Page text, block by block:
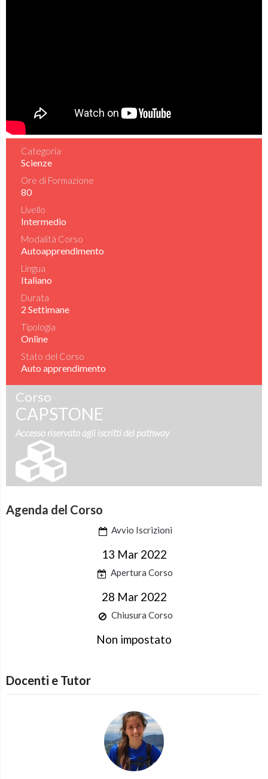
Categoria
Scienze
Ore di Formazione
80
Livello
Intermedio
Modalità Corso
Autoapprendimento
Lingua
Italiano
Durata
2 Settimane
Tipologia
Online
Stato del Corso
Auto apprendimento
Corso
CAPSTONE
Accesso riservato agli iscritti del pathway
Agenda del Corso
Avvio Iscrizioni
13 Mar 2022
Apertura Corso
28 Mar 2022
Chiusura Corso
Non impostato
Docenti e Tutor